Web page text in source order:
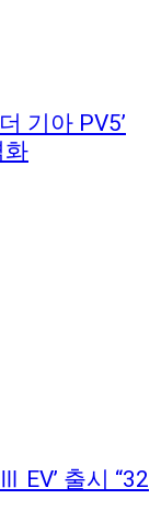
기아 PV5’
화
EV’ 출시 “32